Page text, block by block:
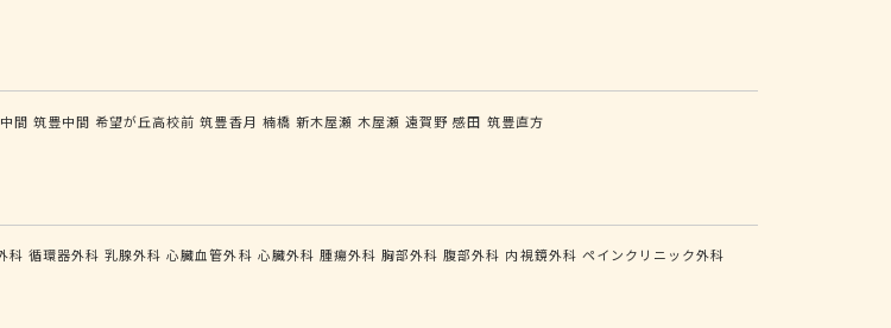
間 筑豊中間 希望が丘高校前 筑豊香月 楠橋 新木屋瀬 木屋瀬 遠賀野 感田 筑豊直方
科 循環器外科 乳腺外科 心臓血管外科 心臓外科 腫瘍外科 胸部外科 腹部外科 内視鏡外科 ペインクリニック外科